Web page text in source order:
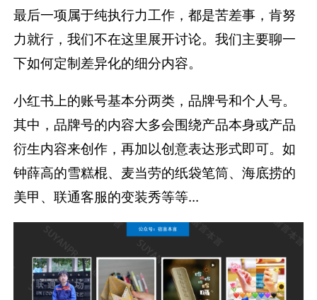
最后一项属于纯执行力工作，都是苦差事，肯努
力就行，我们不在这里展开讨论。我们主要聊一
下如何定制差异化的细分内容。
小红书上的账号基本分两类，品牌号和个人号。
其中，品牌号的内容大多会围绕产品本身或产品
衍生内容来创作，再加以创意表达形式即可。如
钟薛高的雪糕棍、麦当劳的纸袋笔筒、海底捞的
美甲、联通客服的变装秀等等...